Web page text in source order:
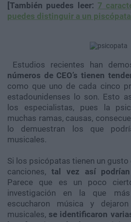
[También puedes leer: 7
puedes distinguir a un piscópata
Estudios recientes han
números de CEO’s tienen
como que uno de cada cinco
estadounidenses lo son. Esto
los especialistas, pues la
muchas ramas, causas,
lo demuestran los que
musicales.
Si los psicópatas tienen un
canciones, tal vez así
Parece que es un poco
investigación en la que
escucharon música y
musicales, se identificaron